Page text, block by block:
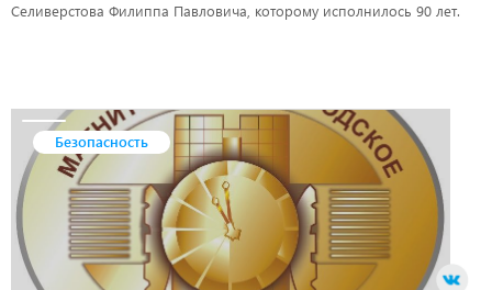
Селиверстова Филиппа Павловича, которому исполнилось 90 лет.
Безопасность